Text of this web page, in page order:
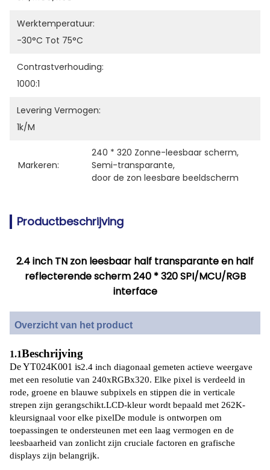
Werktemperatuur:
-30°C Tot 75°C
Contrastverhouding:
1000:1
Levering Vermogen:
1k/m
Markeren:
240 * 320 Zonne-leesbaar scherm,
Semi-transparante,
door de zon leesbare beeldscherm
Productbeschrijving
2.4 inch TN zon leesbaar half transparante en half
reflecterende scherm 240 * 320 SPI/MCU/RGB
interface
Overzicht van het product
1.1Beschrijving
De YT024K001 is2.4 inch diagonaal gemeten actieve weergave
met een resolutie van 240xRGBx320. Elke pixel is verdeeld in
rode, groene en blauwe subpixels en stippen die in verticale
strepen zijn gerangschikt.LCD-kleur wordt bepaald met 262K-
kleursignaal voor elke pixelDe module is ontworpen om
toepassingen te ondersteunen met een laag vermogen en de
leesbaarheid van zonlicht zijn cruciale factoren en grafische
displays zijn belangrijk.